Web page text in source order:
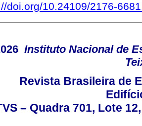
doi.org/10.24109/2176-
Instituto Nacional de
Revista Brasileira de
– Quadra 701, Lote